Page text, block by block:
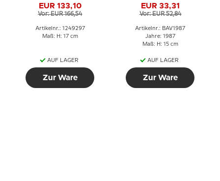
EUR 133,10
Vor: EUR 166,54
Artikelnr.: 1249297
Maß: H: 17 cm
AUF LAGER
Zur Ware
EUR 33,31
Vor: EUR 52,84
Artikelnr.: BAV1987
Jahre: 1987
Maß: H: 15 cm
AUF LAGER
Zur Ware